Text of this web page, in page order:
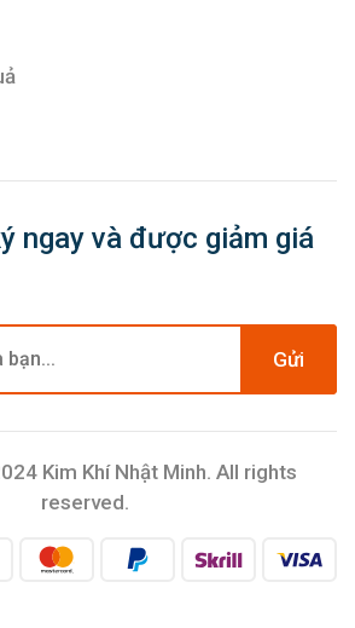
ngay và được giảm giá
Gửi
Kim Khí Nhật Minh. All rights
reserved.